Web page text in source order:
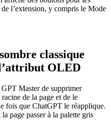
l’extension, y compris le Mode
classique
OLED
Master de supprimer
de la page et de le
fois que ChatGPT le réapplique.
page passer à la palette gris